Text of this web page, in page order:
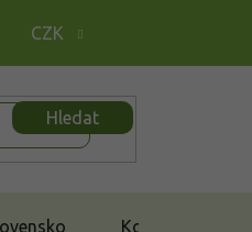
CZK
Hledat
Kontakt